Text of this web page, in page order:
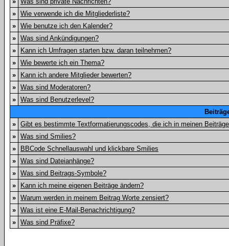
» Wie verwende ich die Mitgliederliste?
» Wie benutze ich den Kalender?
» Was sind Ankündigungen?
»
Kann ich Umfragen starten bzw. daran teilnehmen?
» Wie bewerte ich ein Thema?
»
Kann ich andere Mitglieder bewerten?
» Was sind Moderatoren?
» Was sind Benutzerlevel?
» Gibt es bestimmte Textformatierungscodes, die ich in meinen
» Was sind Smilies?
»
BBCode Schnellauswahl und klickbare Smilies
» Was sind Dateianhänge?
» Was sind Beitrags-Symbole?
»
Kann ich meine eigenen Beiträge ändern?
» Warum werden in meinem Beitrag Worte zensiert?
» Was ist eine E-Mail-Benachrichtigung?
» Was sind Präfixe?